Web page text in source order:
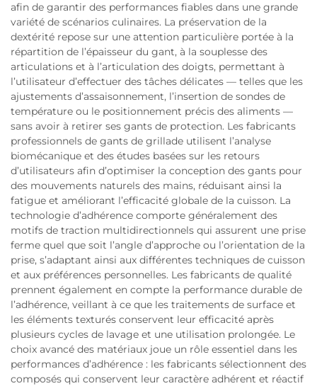
afin de garantir des performances fiables dans une grande
variété de scénarios culinaires. La préservation de la
dextérité repose sur une attention particulière portée à la
répartition de l’épaisseur du gant, à la souplesse des
articulations et à l’articulation des doigts, permettant à
l’utilisateur d’effectuer des tâches délicates — telles que les
ajustements d’assaisonnement, l’insertion de sondes de
température ou le positionnement précis des aliments —
sans avoir à retirer ses gants de protection. Les fabricants
professionnels de gants de grillade utilisent l’analyse
biomécanique et des études basées sur les retours
d’utilisateurs afin d’optimiser la conception des gants pour
des mouvements naturels des mains, réduisant ainsi la
fatigue et améliorant l’efficacité globale de la cuisson. La
technologie d’adhérence comporte généralement des
motifs de traction multidirectionnels qui assurent une prise
ferme quel que soit l’angle d’approche ou l’orientation de la
prise, s’adaptant ainsi aux différentes techniques de cuisson
et aux préférences personnelles. Les fabricants de qualité
prennent également en compte la performance durable de
l’adhérence, veillant à ce que les traitements de surface et
les éléments texturés conservent leur efficacité après
plusieurs cycles de lavage et une utilisation prolongée. Le
choix avancé des matériaux joue un rôle essentiel dans les
performances d’adhérence : les fabricants sélectionnent des
composés qui conservent leur caractère adhérent et réactif